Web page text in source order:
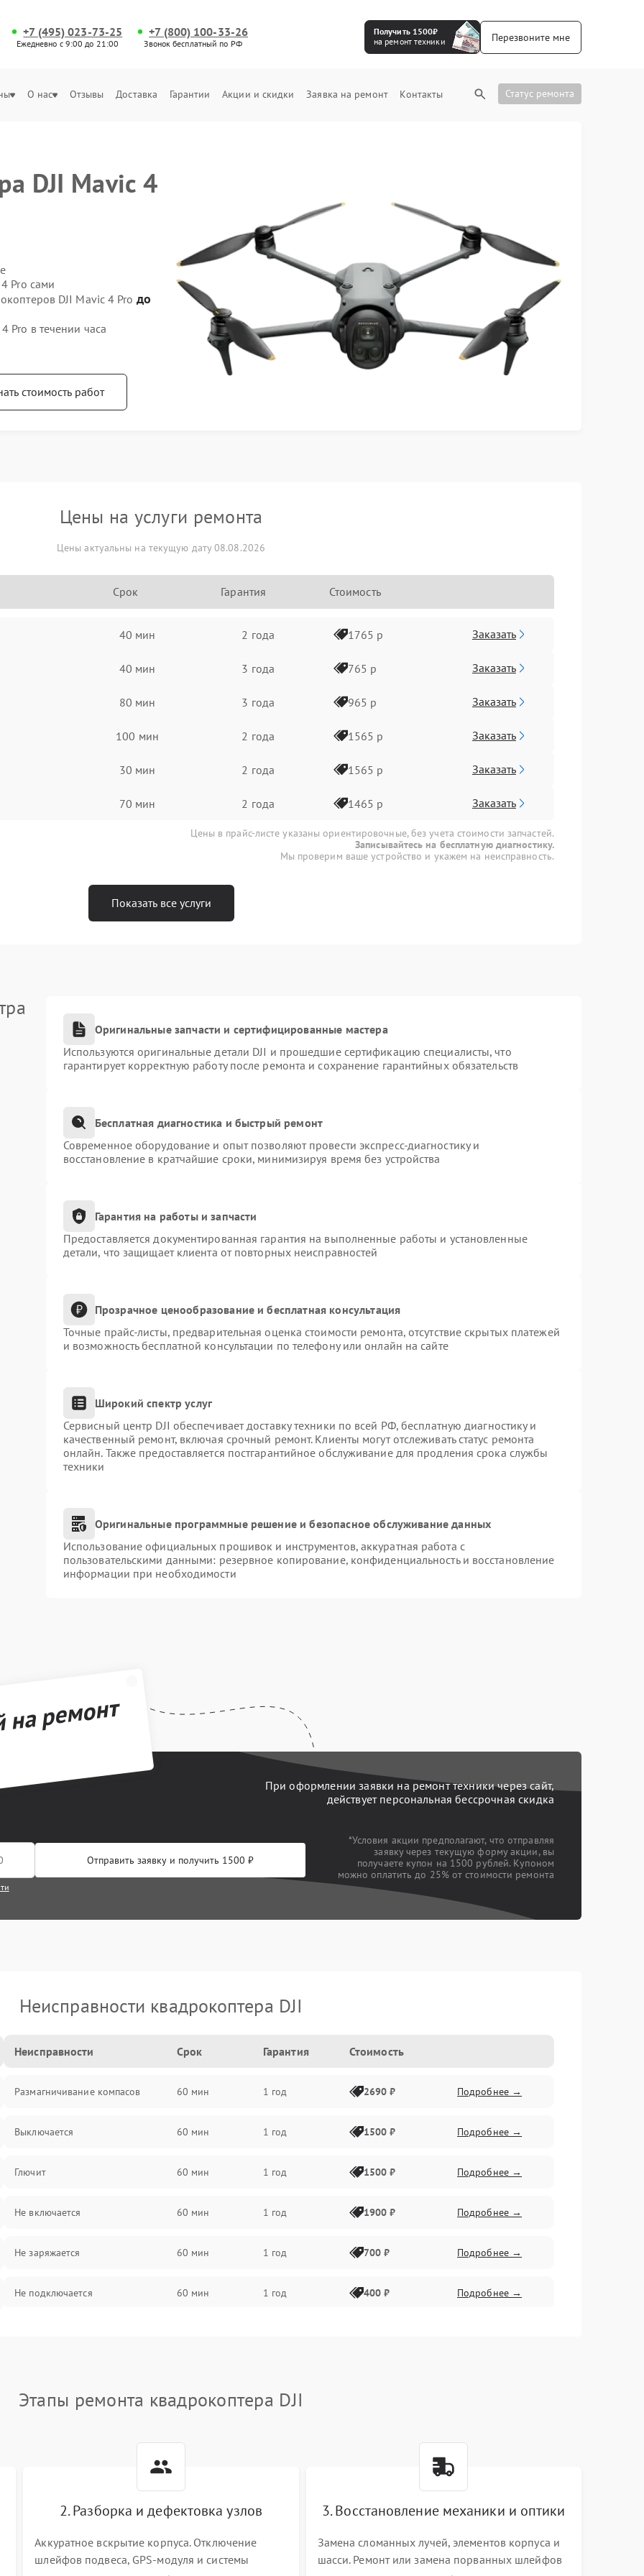
+7 (495) 023-73-25
Ежедневно с 9:00 до 21:00
+7 (800) 100-33-26
Звонок бесплатный по РФ
Получить 1500₽
на ремонт техники
Перезвоните мне
О нас Отзывы Доставка Гарантии Акции и скидки Заявка на ремонт Контакты Статус ремонта
DJI Mavic 4
Pro сами
DJI Mavic 4 Pro до
Pro в течении часа
стоимость работ
Цены на услуги ремонта
Цены актуальны на текущую дату 08.08.2026
Срок Гарантия Стоимость
40 мин 2 года 1765 р Заказать
40 мин 3 года 765 р Заказать
80 мин 3 года 965 р Заказать
100 мин 2 года 1565 р Заказать
30 мин 2 года 1565 р Заказать
70 мин 2 года 1465 р Заказать
Цены в прайс-листе указаны ориентировочные, без учета стоимости запчастей.
Записывайтесь на бесплатную диагностику.
Мы проверим ваше устройство и укажем на неисправность.
Показать все услуги
Оригинальные запчасти и сертифицированные мастера
Используются оригинальные детали DJI и прошедшие сертификацию специалисты, что
гарантирует корректную работу после ремонта и сохранение гарантийных обязательств
Бесплатная диагностика и быстрый ремонт
Современное оборудование и опыт позволяют провести экспресс-диагностику и
восстановление в кратчайшие сроки, минимизируя время без устройства
Гарантия на работы и запчасти
Предоставляется документированная гарантия на выполненные работы и установленные
детали, что защищает клиента от повторных неисправностей
Прозрачное ценообразование и бесплатная консультация
Точные прайс-листы, предварительная оценка стоимости ремонта, отсутствие скрытых платежей
и возможность бесплатной консультации по телефону или онлайн на сайте
Широкий спектр услуг
Сервисный центр DJI обеспечивает доставку техники по всей РФ, бесплатную диагностику и
качественный ремонт, включая срочный ремонт. Клиенты могут отслеживать статус ремонта
онлайн. Также предоставляется постгарантийное обслуживание для продления срока службы
техники
Оригинальные программные решение и безопасное обслуживание данных
Использование официальных прошивок и инструментов, аккуратная работа с
пользовательскими данными: резервное копирование, конфиденциальность и восстановление
информации при необходимости
ремонт
При оформлении заявки на ремонт техники через сайт,
действует персональная бессрочная скидка
Отправить заявку и получить 1500 ₽
*Условия акции предполагают, что отправляя
заявку через текущую форму акции, вы
получаете купон на 1500 рублей. Купоном
можно оплатить до 25% от стоимости ремонта
Неисправности квадрокоптера DJI
Неисправности Срок Гарантия Стоимость
Размагничивание компасов 60 мин 1 год 2690 ₽ Подробнее →
Выключается 60 мин 1 год 1500 ₽ Подробнее →
Глючит 60 мин 1 год 1500 ₽ Подробнее →
Не включается 60 мин 1 год 1900 ₽ Подробнее →
Не заряжается 60 мин 1 год 700 ₽ Подробнее →
Не подключается 60 мин 1 год 400 ₽ Подробнее →
Этапы ремонта квадрокоптера DJI
2. Разборка и дефектовка узлов
Аккуратное вскрытие корпуса. Отключение
шлейфов подвеса, GPS-модуля и системы
3. Восстановление механики и оптики
Замена сломанных лучей, элементов корпуса и
шасси. Ремонт или замена порванных шлейфов